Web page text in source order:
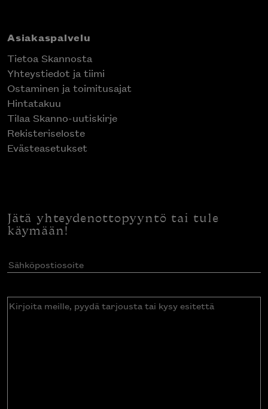
Asiakaspalvelu
Tietoa Skannosta
Yhteystiedot ja tiimi
Ostaminen ja toimitusajat
Hintatakuu
Tilaa Skanno-uutiskirje
Rekisteriseloste
Evästeasetukset
Jätä yhteydenottopyyntö tai tule
käymään!
Sähköpostiosoite(Pakollinen)
Kirjoita